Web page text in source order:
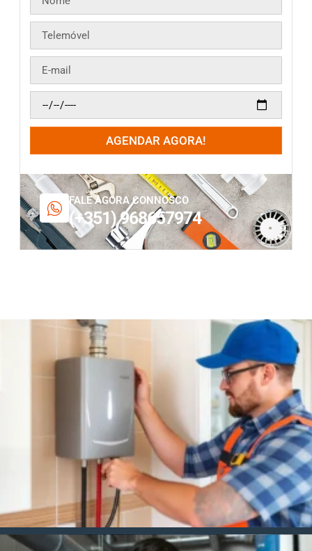
AGENDAR AGORA!
FALE AGORA CONNOSCO
(+351) 968657974